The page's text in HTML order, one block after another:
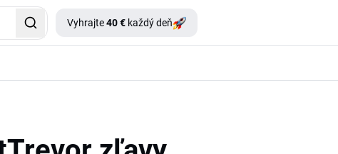
Vyhrajte40 € každý deň